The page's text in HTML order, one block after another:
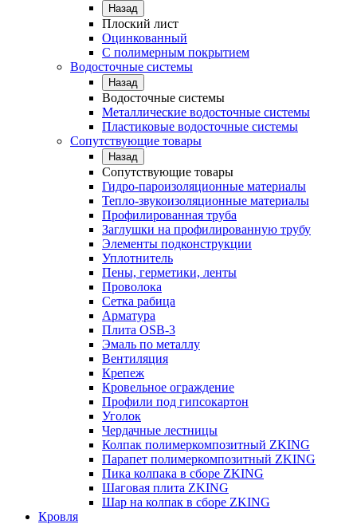
Назад
Плоский лист
Оцинкованный
С полимерным покрытием
Водосточные системы
Назад
Водосточные системы
Металлические водосточные системы
Пластиковые водосточные системы
Сопутствующие товары
Назад
Сопутствующие товары
Гидро-пароизоляционные материалы
Тепло-звукоизоляционные материалы
Профилированная труба
Заглушки на профилированную трубу
Элементы подконструкции
Уплотнитель
Пены, герметики, ленты
Проволока
Сетка рабица
Арматура
Плита OSB-3
Эмаль по металлу
Вентиляция
Крепеж
Кровельное ограждение
Профили под гипсокартон
Уголок
Чердачные лестницы
Колпак полимеркомпозитный ZKING
Парапет полимеркомпозитный ZKING
Пика колпака в сборе ZKING
Шаговая плита ZKING
Шар на колпак в сборе ZKING
Кровля